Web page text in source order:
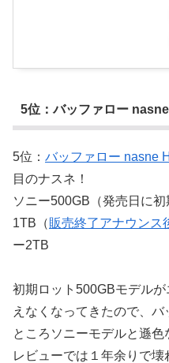
5位：バッファロー
5位： バッファロー nasne
目のナスネ！
ソニー500GB（発売日に
1TB（販売終了アナウンス
ー2TB
初期ロット500GBモデル
えなくなってきたので、
ところソニーモデルと遜
レビューでは１年余りで